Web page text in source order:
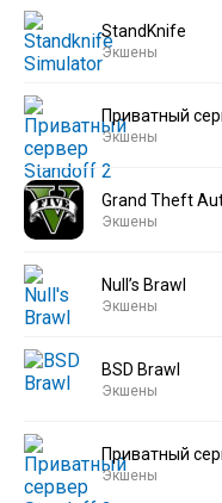
StandKnife
Экшены
Приватный
Экшены
Grand Theft
Экшены
Null’s Brawl
Экшены
BSD Brawl
Экшены
Приватный
Экшены